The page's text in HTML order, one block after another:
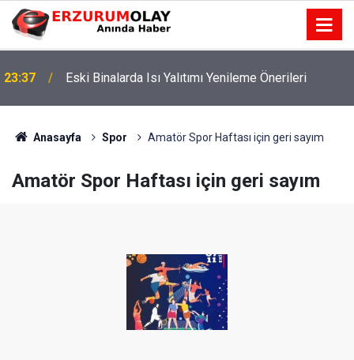
23:37 Eski Binalarda Isı Yalıtımı Yenileme Önerileri
Anasayfa Spor Amatör Spor Haftası için geri sayım
Amatör Spor Haftası için geri sayım